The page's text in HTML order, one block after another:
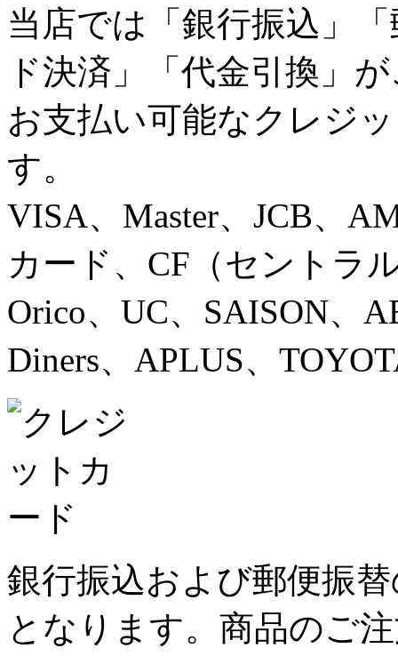
当店では「銀行振込」
ド決済」「代金引換」
お支払い可能なクレジ
す。
VISA、Master、JCB、
カード、CF（セントラ
Orico、UC、SAISON、
Diners、APLUS、
銀行振込および郵便振
となります。商品のご